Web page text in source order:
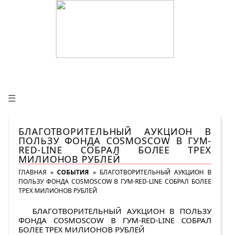
☰
БЛАГОТВОРИТЕЛЬНЫЙ АУКЦИОН В
ПОЛЬЗУ ФОНДА COSMOSCOW В ГУМ-
RED-LINE СОБРАЛ БОЛЕЕ ТРЕХ
МИЛИОНОВ РУБЛЕЙ
ГЛАВНАЯ »СОБЫТИЯ » БЛАГОТВОРИТЕЛЬНЫЙ АУКЦИОН В
ПОЛЬЗУ ФОНДА COSMOSCOW В ГУМ-RED-LINE СОБРАЛ БОЛЕЕ
ТРЕХ МИЛИОНОВ РУБЛЕЙ
БЛАГОТВОРИТЕЛЬНЫЙ АУКЦИОН В ПОЛЬЗУ
ФОНДА COSMOSCOW В ГУМ-RED-LINE СОБРАЛ
БОЛЕЕ ТРЕХ МИЛИОНОВ РУБЛЕЙ